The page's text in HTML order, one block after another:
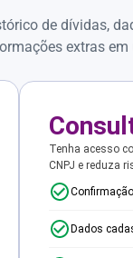
de dívidas,
extras
Tenha acesso
CNPJ e reduza
Dados